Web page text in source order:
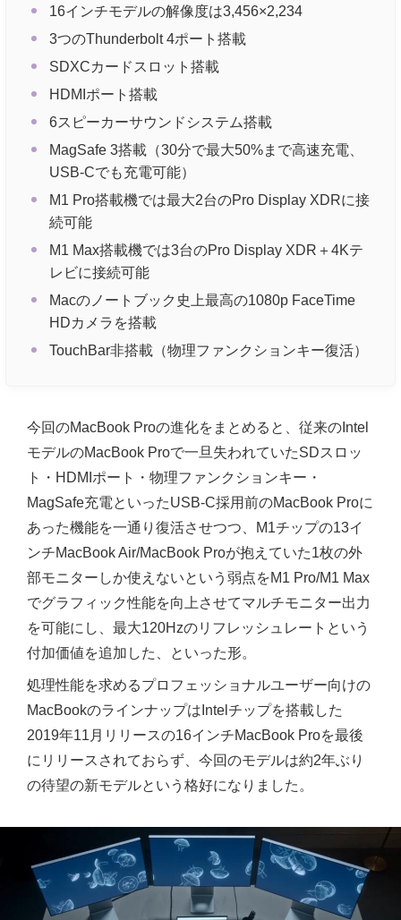
16インチモデルの解像度は3,456×2,234
3つのThunderbolt 4ポート搭載
SDXCカードスロット搭載
HDMIポート搭載
6スピーカーサウンドシステム搭載
MagSafe 3搭載（30分で最大50%まで高速充電、
USB-Cでも充電可能）
M1 Pro搭載機では最大2台のPro Display XDRに接
続可能
M1 Max搭載機では3台のPro Display XDR＋4Kテ
レビに接続可能
Macのノートブック史上最高の1080p FaceTime
HDカメラを搭載
TouchBar非搭載（物理ファンクションキー復活）
今回のMacBook Proの進化をまとめると、従来のIntel
モデルのMacBook Proで一旦失われていたSDスロッ
ト・HDMIポート・物理ファンクションキー・
MagSafe充電といったUSB-C採用前のMacBook Proに
あった機能を一通り復活させつつ、M1チップの13イ
ンチMacBook Air/MacBook Proが抱えていた1枚の外
部モニターしか使えないという弱点をM1 Pro/M1 Max
でグラフィック性能を向上させてマルチモニター出力
を可能にし、最大120Hzのリフレッシュレートという
付加価値を追加した、といった形。
処理性能を求めるプロフェッショナルユーザー向けの
MacBookのラインナップはIntelチップを搭載した
2019年11月リリースの16インチMacBook Proを最後
にリリースされておらず、今回のモデルは約2年ぶり
の待望の新モデルという格好になりました。